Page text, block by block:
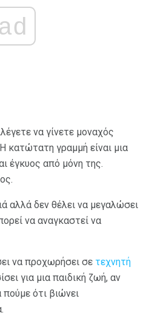
ad
να γίνετε μοναχός
κατώτατη γραμμή είναι μια
έγκυος από μόνη της.
αλλά δεν θέλει να μεγαλώσει
να αναγκαστεί να
να προχωρήσει σε τεχνητή
για μια παιδική ζωή, αν
πούμε ότι βιώνει